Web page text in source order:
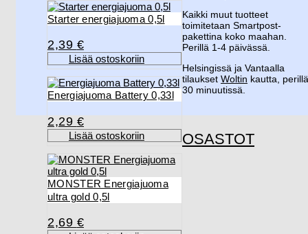
Starter energiajuoma 0,5l
2,39 €
Lisää ostoskoriin
Energiajuoma Battery 0,33l
2,29 €
Lisää ostoskoriin
MONSTER Energiajuoma
ultra gold 0,5l
2,69 €
Kaikki muut tuotteet
toimitetaan Smartpost-
pakettina koko maahan.
Perillä 1-4 päivässä.
Helsingissä ja Vantaalla
tilauksetWoltin kautta,
30 minuutissä.
OSASTOT